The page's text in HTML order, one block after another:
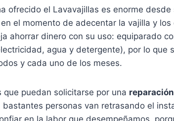
ofrecido el Lavavajillas es enorme
el momento de adecentar la vajilla y
ahorrar dinero con su uso: equiparado
agua y detergente), por lo que
y cada uno de los meses.
que puedan solicitarse por una
bastantes personas van retrasando el